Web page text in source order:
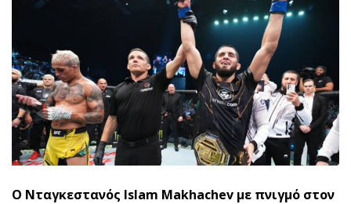
Ο Νταγκεστανός Islam Makhachev με πνιγμό στον